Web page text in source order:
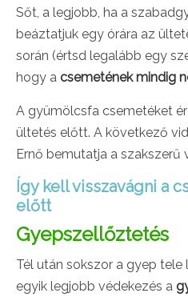
Sőt, a legjobb, ha a
beáztatjuk egy órára az
során (értsd legalább egy
hogy a csemetének mindig
A gyümölcsfa csemetéket
ültetés előtt. A következő
Ernő bemutatja a
Így kell visszavágni a
előtt
Gyepszellőztetés
Tél után sokszor a gyep
egyik legjobb védekezés a